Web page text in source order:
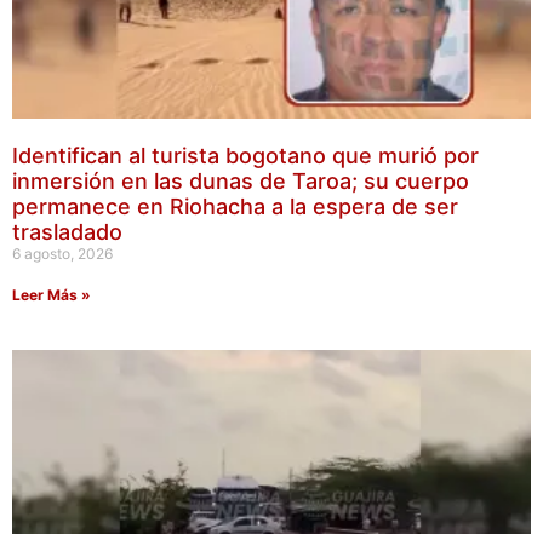
Identifican al turista bogotano que murió por
inmersión en las dunas de Taroa; su cuerpo
permanece en Riohacha a la espera de ser
trasladado
6 agosto, 2026
Leer Más »